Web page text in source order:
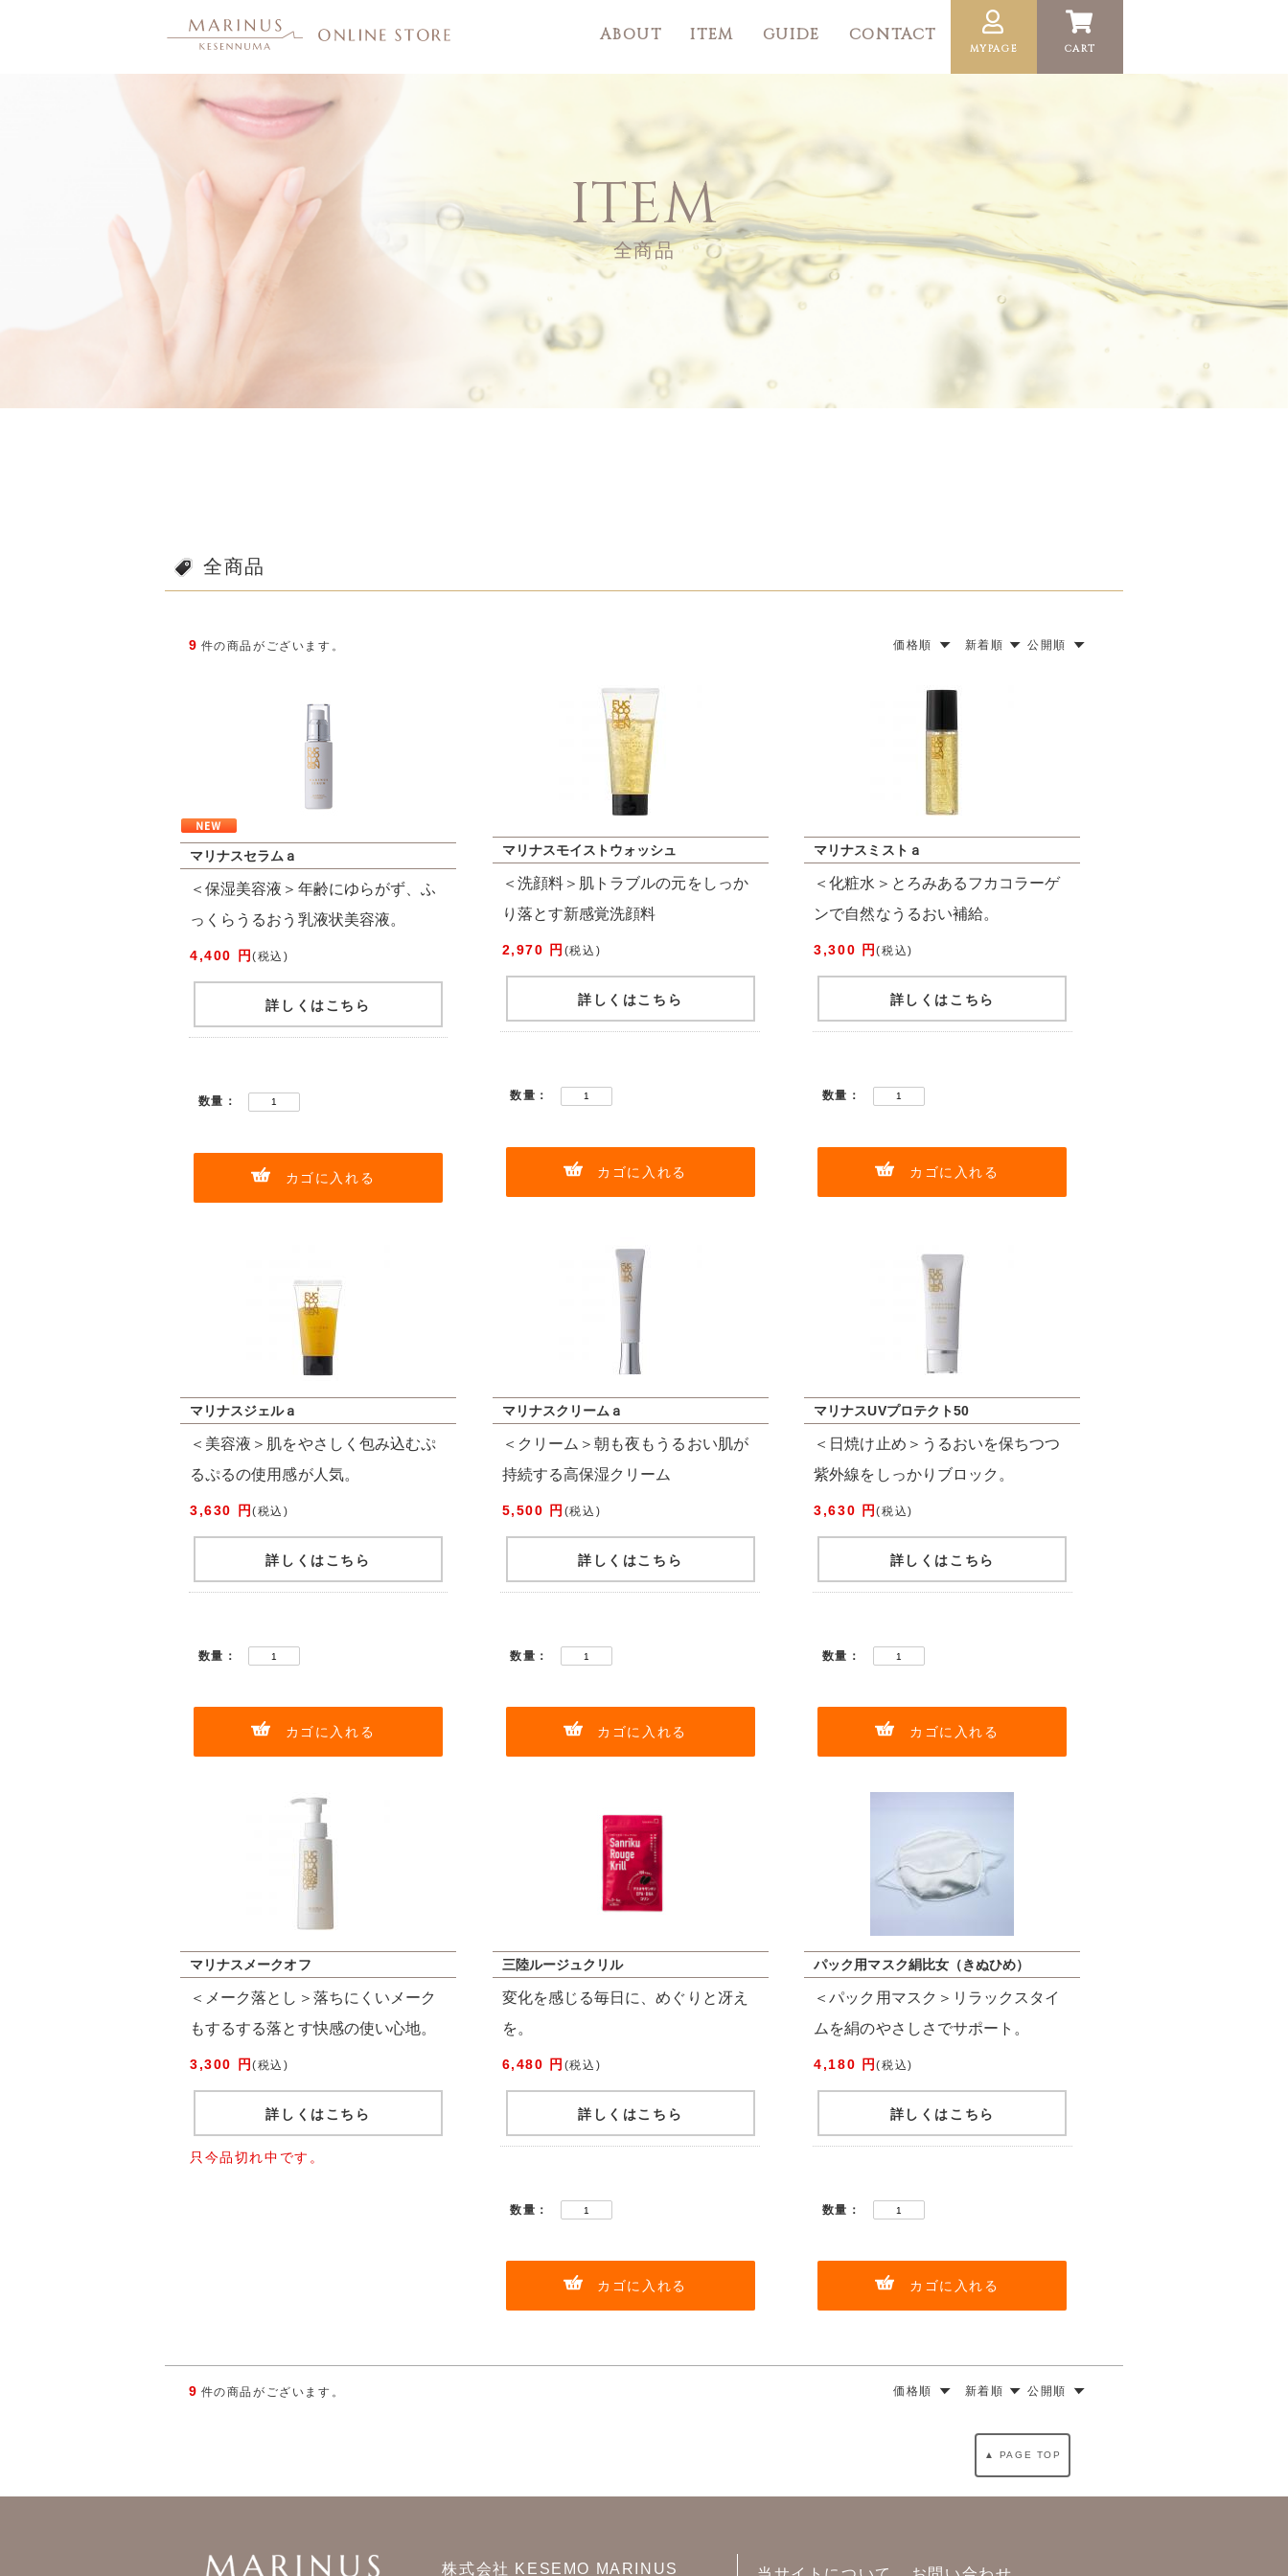
ABOUT ITEM GUIDE CONTACT
MYPAGE CART
ITEM
全商品
全商品
9 件の商品がございます。 価格順 新着順 公開順
マリナスセラムａ
＜保湿美容液＞年齢にゆらがず、ふ
っくらうるおう乳液状美容液。
4,400 円(税込)
詳しくはこちら
数量：
カゴに入れる
マリナスモイストウォッシュ
＜洗顔料＞肌トラブルの元をしっか
り落とす新感覚洗顔料
2,970 円 (税込)
詳しくはこちら
数量：
カゴに入れる
マリナスミストａ
＜化粧水＞とろみあるフカコラーゲ
ンで自然なうるおい補給。
3,300 円(税込)
詳しくはこちら
数量：
カゴに入れる
マリナスジェルａ
＜美容液＞肌をやさしく包み込むぷ
るぷるの使用感が人気。
3,630 円(税込)
詳しくはこちら
数量：
カゴに入れる
マリナスクリームａ
＜クリーム＞朝も夜もうるおい肌が
持続する高保湿クリーム
5,500 円 (税込)
詳しくはこちら
数量：
カゴに入れる
マリナスUVプロテクト50
＜日焼け止め＞うるおいを保ちつつ
紫外線をしっかりブロック。
3,630 円(税込)
詳しくはこちら
数量：
カゴに入れる
マリナスメークオフ
＜メーク落とし＞落ちにくいメーク
もするする落とす快感の使い心地。
3,300 円(税込)
詳しくはこちら
只今品切れ中です。
三陸ルージュクリル
変化を感じる毎日に、めぐりと冴え
を。
6,480 円 (税込)
詳しくはこちら
数量：
カゴに入れる
パック用マスク絹比女（きぬひめ）
＜パック用マスク＞リラックスタイ
ムを絹のやさしさでサポート。
4,180 円(税込)
詳しくはこちら
数量：
カゴに入れる
9 件の商品がございます。 価格順 新着順 公開順
▲ PAGE TOP
株式会社 KESEMO MARINUS